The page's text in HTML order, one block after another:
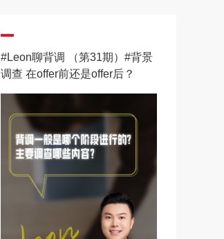
#Leon聊背调 （第31期）#背景
调查 在offer前还是offer后？